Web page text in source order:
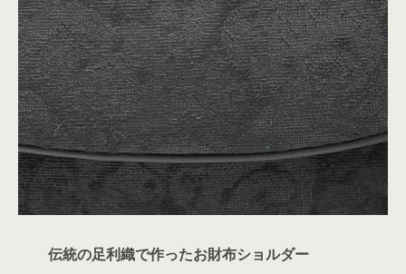
伝統の足利織で作ったお財布ショルダー